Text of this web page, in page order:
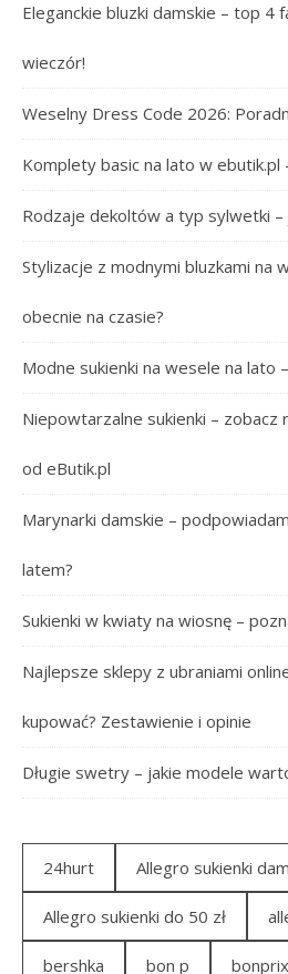
Eleganckie bluzki damskie – top 4
wieczór!
Weselny Dress Code 2026:
Komplety basic na lato w
Rodzaje dekoltów a typ sylwetki
Stylizacje z modnymi bluzkami na
obecnie na czasie?
Modne sukienki na wesele na lato
Niepowtarzalne sukienki – zobacz
od eButik.pl
Marynarki damskie –
latem?
Sukienki w kwiaty na wiosnę –
Najlepsze sklepy z ubraniami
kupować? Zestawienie i opinie
Długie swetry – jakie modele
24hurt Allegro sukienki
Allegro sukienki do 50 zł
bershka bon p